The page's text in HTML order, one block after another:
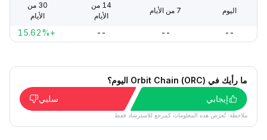
اليوم 7 من الأيام
14 من
الأيام
30 من
الأيام
--
--
--
+15.62%
ما رأيك في Orbit Chain (ORC) اليوم؟
إيجابي
سلبي
ملاحظة: تُعرَض هذه المعلومات كمرجع للاسترشاد فقط.